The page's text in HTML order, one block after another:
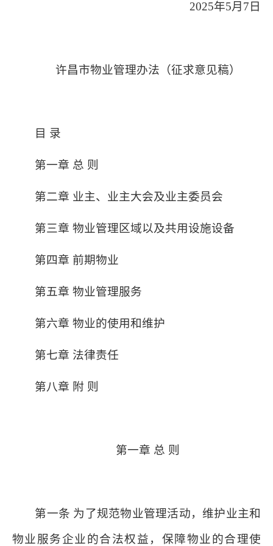
2025年5月7日
许昌市物业管理办法（征求意见稿）
目 录
第一章 总 则
第二章 业主、业主大会及业主委员会
第三章 物业管理区域以及共用设施设备
第四章 前期物业
第五章 物业管理服务
第六章 物业的使用和维护
第七章 法律责任
第八章 附 则
第一章 总 则
第一条 为了规范物业管理活动，维护业主和
物业服务企业的合法权益，保障物业的合理使